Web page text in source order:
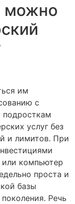
можно
им
с
подросткам
услуг без
и лимитов. При
или компьютер
проста и
базы
Речь